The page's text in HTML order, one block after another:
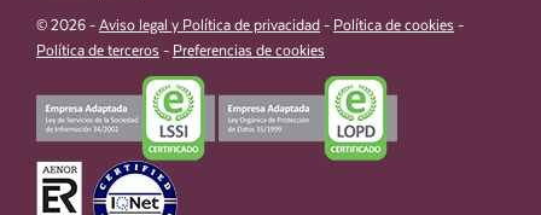
© 2026 - Aviso legal y Política de privacidad - Política de cookies -
Política de terceros - Preferencias de cookies